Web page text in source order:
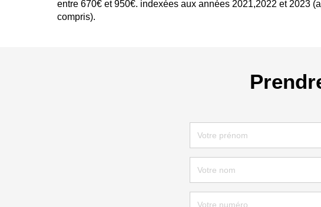
entre 670€ et 950€. indexées aux années 2021,2022 et 2023
compris).